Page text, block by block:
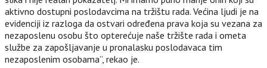
aktivno dostupni poslodavcima na tržištu rada. Većina ljudi je na
evidenciji iz razloga da ostvari određena prava koja su vezana za
nezaposlenu osobu što opterećuje naše tržište rada i ometa
službe za zapošljavanje u pronalasku poslodavaca tim
nezaposlenim osobama”, rekao je.